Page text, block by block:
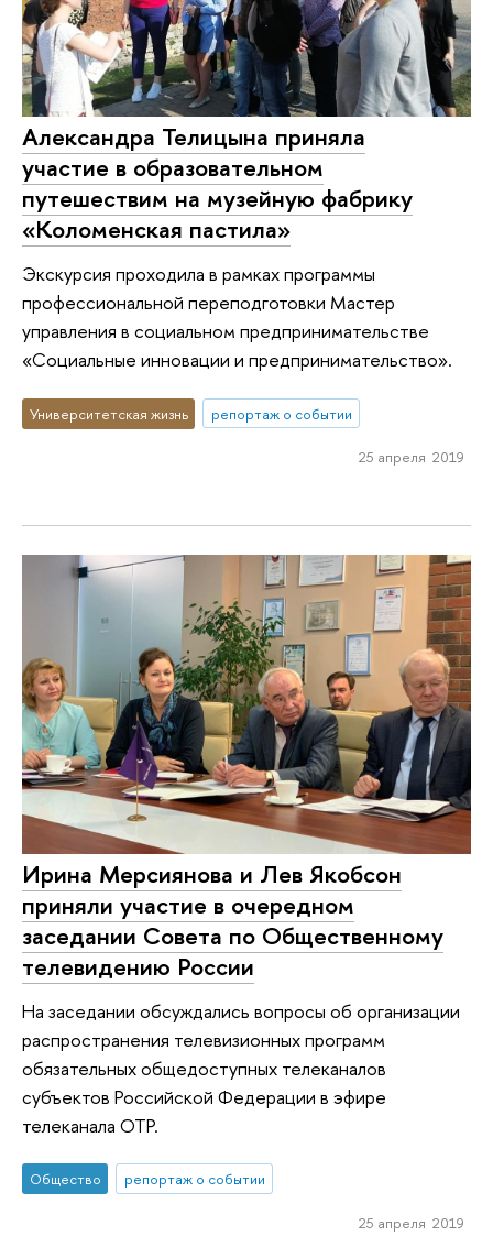
Александра Телицына приняла
участие в образовательном
путешествим на музейную фабрику
«Коломенская пастила»
Экскурсия проходила в рамках программы
профессиональной переподготовки Мастер
управления в социальном предпринимательстве
«Социальные инновации и предпринимательство».
Университетская жизнь репортаж о событии
25 апреля 2019
Ирина Мерсиянова и Лев Якобсон
приняли участие в очередном
заседании Совета по Общественному
телевидению России
На заседании обсуждались вопросы об организации
распространения телевизионных программ
обязательных общедоступных телеканалов
субъектов Российской Федерации в эфире
телеканала ОТР.
Общество репортаж о событии
25 апреля 2019